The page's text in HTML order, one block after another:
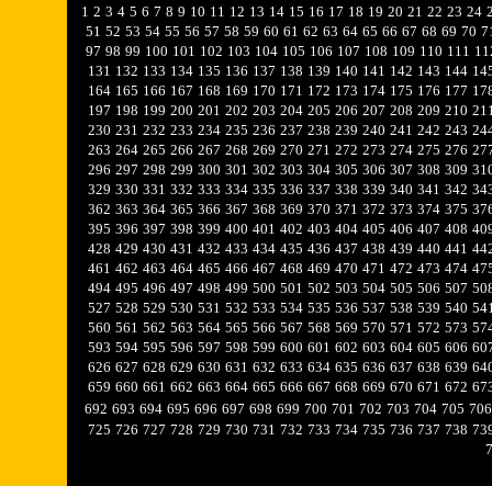
1 2 3 4 5 6 7 8 9 10 11 12 13 14 15 16 17 18 19 20 21 22 23 24
51 52 53 54 55 56 57 58 59 60 61 62 63 64 65 66 67 68 69 70
97 98 99 100 101 102 103 104 105 106 107 108 109 110 111
131 132 133 134 135 136 137 138 139 140 141 142 143 144
164 165 166 167 168 169 170 171 172 173 174 175 176 177
197 198 199 200 201 202 203 204 205 206 207 208 209 210
230 231 232 233 234 235 236 237 238 239 240 241 242 243
263 264 265 266 267 268 269 270 271 272 273 274 275 276
296 297 298 299 300 301 302 303 304 305 306 307 308 309
329 330 331 332 333 334 335 336 337 338 339 340 341 342
362 363 364 365 366 367 368 369 370 371 372 373 374 375
395 396 397 398 399 400 401 402 403 404 405 406 407 408
428 429 430 431 432 433 434 435 436 437 438 439 440 441
461 462 463 464 465 466 467 468 469 470 471 472 473 474
494 495 496 497 498 499 500 501 502 503 504 505 506 507
527 528 529 530 531 532 533 534 535 536 537 538 539 540
560 561 562 563 564 565 566 567 568 569 570 571 572 573
593 594 595 596 597 598 599 600 601 602 603 604 605 606
626 627 628 629 630 631 632 633 634 635 636 637 638 639
659 660 661 662 663 664 665 666 667 668 669 670 671 672
692 693 694 695 696 697 698 699 700 701 702 703 704 705 706
725 726 727 728 729 730 731 732 733 734 735 736 737 738